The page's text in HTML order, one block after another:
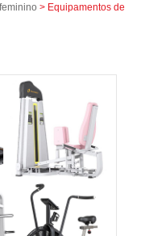
> Equipamentos de